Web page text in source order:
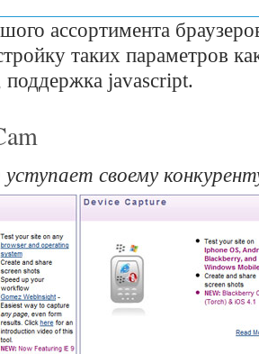
ассортимента
таких параметров
поддержка javascript.
своему